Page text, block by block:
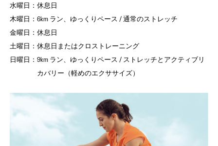
水曜日： 休息日
木曜日： 6km ラン、ゆっくりペース / 通常のストレッチ
金曜日： 休息日
土曜日： 休息日またはクロストレーニング
日曜日： 9km ラン、ゆっくりペース / ストレッチとアクティブリ
カバリー（軽めのエクササイズ）